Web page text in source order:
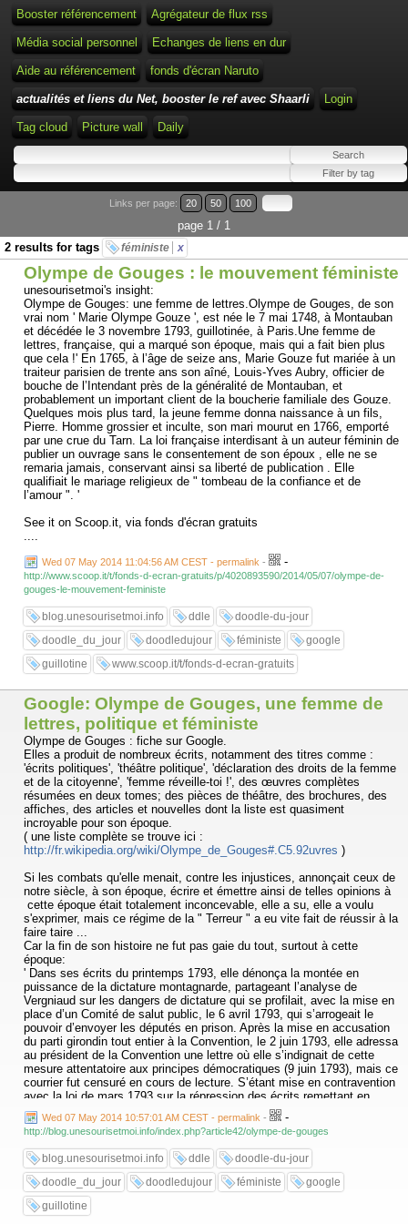
Booster référencement Agrégateur de flux rss
Média social personnel Echanges de liens en dur
Aide au référencement fonds d'écran Naruto
actualités et liens du Net, booster le ref avec Shaarli Login
Tag cloud Picture wall Daily
Links per page: 20 50 100
page 1 / 1
2 results for tags
féministe x
Olympe de Gouges : le mouvement féministe
unesourisetmoi's insight:
Olympe de Gouges: une femme de lettres.Olympe de Gouges, de son
vrai nom ' Marie Olympe Gouze ', est née le 7 mai 1748, à Montauban
et décédée le 3 novembre 1793, guillotinée, à Paris.Une femme de
lettres, française, qui a marqué son époque, mais qui a fait bien plus
que cela !' En 1765, à l’âge de seize ans, Marie Gouze fut mariée à un
traiteur parisien de trente ans son aîné, Louis-Yves Aubry, officier de
bouche de l’Intendant près de la généralité de Montauban, et
probablement un important client de la boucherie familiale des Gouze.
Quelques mois plus tard, la jeune femme donna naissance à un fils,
Pierre. Homme grossier et inculte, son mari mourut en 1766, emporté
par une crue du Tarn. La loi française interdisant à un auteur féminin de
publier un ouvrage sans le consentement de son époux , elle ne se
remaria jamais, conservant ainsi sa liberté de publication . Elle
qualifiait le mariage religieux de " tombeau de la confiance et de
l’amour ". '
See it on Scoop.it, via fonds d'écran gratuits
....
Wed 07 May 2014 11:04:56 AM CEST - permalink - -
http://www.scoop.it/t/fonds-d-ecran-gratuits/p/4020893590/2014/05/07/olympe-de-
gouges-le-mouvement-feministe
blog.unesourisetmoi.info ddle
doodle-du-jour
doodle_du_jour
doodledujour féministe
google
guillotine
www.scoop.it/t/fonds-d-ecran-gratuits
Google: Olympe de Gouges, une femme de
lettres, politique et féministe
Olympe de Gouges : fiche sur Google.
Elles a produit de nombreux écrits, notamment des titres comme :
'écrits politiques', 'théâtre politique', 'déclaration des droits de la femme
et de la citoyenne', 'femme réveille-toi !', des œuvres complètes
résumées en deux tomes; des pièces de théâtre, des brochures, des
affiches, des articles et nouvelles dont la liste est quasiment
incroyable pour son époque.
( une liste complète se trouve ici :
http://fr.wikipedia.org/wiki/Olympe_de_Gouges#.C5.92uvres )
Si les combats qu'elle menait, contre les injustices, annonçait ceux de
notre siècle, à son époque, écrire et émettre ainsi de telles opinions à
cette époque était totalement inconcevable, elle a su, elle a voulu
s'exprimer, mais ce régime de la " Terreur " a eu vite fait de réussir à la
faire taire ...
Car la fin de son histoire ne fut pas gaie du tout, surtout à cette
époque:
' Dans ses écrits du printemps 1793, elle dénonça la montée en
puissance de la dictature montagnarde, partageant l’analyse de
Vergniaud sur les dangers de dictature qui se profilait, avec la mise en
place d’un Comité de salut public, le 6 avril 1793, qui s’arrogeait le
pouvoir d’envoyer les députés en prison. Après la mise en accusation
du parti girondin tout entier à la Convention, le 2 juin 1793, elle adressa
au président de la Convention une lettre où elle s’indignait de cette
mesure attentatoire aux principes démocratiques (9 juin 1793), mais ce
courrier fut censuré en cours de lecture. S’étant mise en contravention
avec la loi de mars 1793 sur la répression des écrits remettant en
cause le principe républicain ( elle composa une affiche à caractère
fédéraliste ou girondin sous le titre de Les Trois urnes ou le Salut de la
patrie, par un voyageur aérien ), elle fut arrêtée par les Montagnards le
20 juillet 1793, jour de l'affichage du texte, et déférée le 6 août 1793
devant le tribunal révolutionnaire qui l’inculpa.' ( Wikipédia )
Elle est considérée, par beaucoup et à juste titre, comme une des
pionnières du féminisme, souvent prise pour emblème par les
mouvements pour la libération des femmes.
Olympe de Gouges monta sur l’échafaud avec courage et dignité et
Wed 07 May 2014 10:57:01 AM CEST - permalink - -
http://blog.unesourisetmoi.info/index.php?article42/olympe-de-gouges
blog.unesourisetmoi.info ddle
doodle-du-jour
doodle_du_jour
doodledujour féministe
google
guillotine